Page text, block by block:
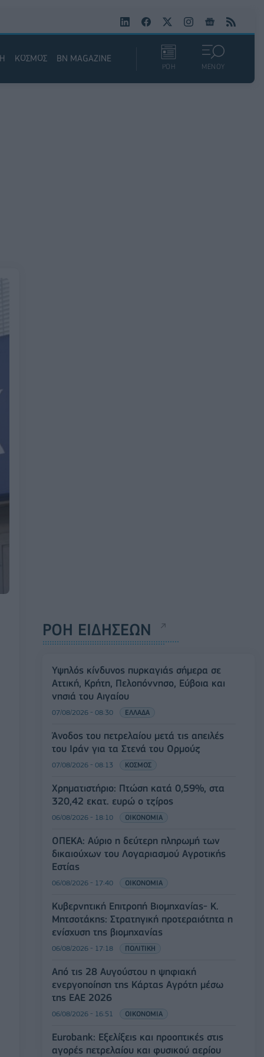
ΚΟΣΜΟΣ BN MAGAZINE
ΡΟΗ ΜΕΝΟΥ
ΡΟΗ ΕΙΔΗΣΕΩΝ
Υψηλός κίνδυνος πυρκαγιάς σήμερα σε
Αττική, Κρήτη, Πελοπόννησο, Εύβοια και
νησιά του Αιγαίου
07/08/2026 - 08:30 ΕΛΛΑΔΑ
Άνοδος του πετρελαίου μετά τις απειλές
του Ιράν για τα Στενά του Ορμούζ
07/08/2026 - 08:13 ΚΟΣΜΟΣ
Χρηματιστήριο: Πτώση κατά 0,59%, στα
320,42 εκατ. ευρώ ο τζίρος
06/08/2026 - 18:10 ΟΙΚΟΝΟΜΙΑ
ΟΠΕΚΑ: Αύριο η δεύτερη πληρωμή των
δικαιούχων του Λογαριασμού Αγροτικής
Εστίας
06/08/2026 - 17:40 ΟΙΚΟΝΟΜΙΑ
Κυβερνητική Επιτροπή Βιομηχανίας- Κ.
Μητσοτάκης: Στρατηγική προτεραιότητα η
ενίσχυση της βιομηχανίας
06/08/2026 - 17:18 ΠΟΛΙΤΙΚΗ
Από τις 28 Αυγούστου η ψηφιακή
ενεργοποίηση της Κάρτας Αγρότη μέσω
της ΕΑΕ 2026
06/08/2026 - 16:51 ΟΙΚΟΝΟΜΙΑ
Eurobank: Εξελίξεις και προοπτικές στις
αγορές πετρελαίου και φυσικού αερίου